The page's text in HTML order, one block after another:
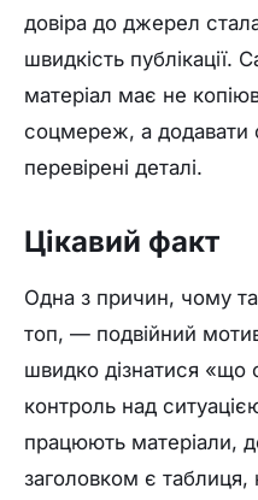
довіра до джерел
швидкість публікації.
матеріал має не
соцмереж, а додавати
перевірені деталі.
Цікавий факт
Одна з причин, чому
топ, — подвійний
швидко дізнатися «що
контроль над
працюють матеріали,
заголовком є таблиця,